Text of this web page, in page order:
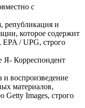
с
републикация и
которое содержит
/ UPG, строго
Я- Корреспондент
и воспроизведение
материалов,
Getty Images, строго